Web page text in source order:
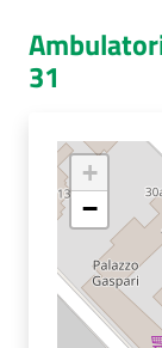
Dedicato
Bandi
Concorsi
31
+
−